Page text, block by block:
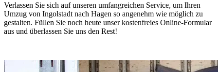
Verlassen Sie sich auf unseren umfangreichen Service, um Ihren
Umzug von Ingolstadt nach Hagen so angenehm wie möglich zu
gestalten. Füllen Sie noch heute unser kostenfreies Online-Formular
aus und überlassen Sie uns den Rest!